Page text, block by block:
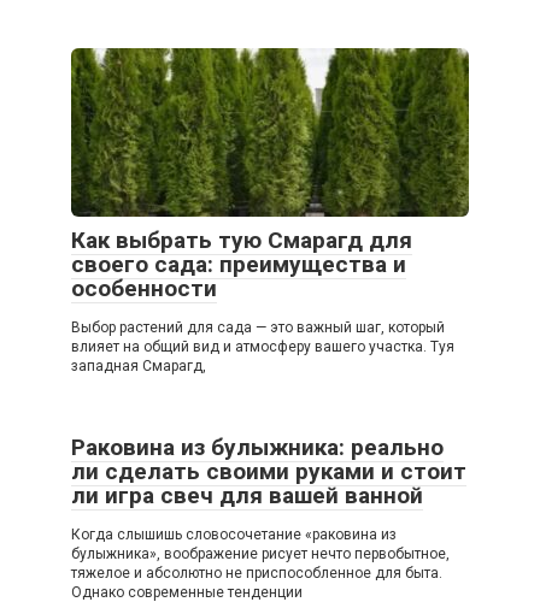
Как выбрать тую Смарагд для
своего сада: преимущества и
особенности
Выбор растений для сада — это важный шаг, который
влияет на общий вид и атмосферу вашего участка. Туя
западная Смарагд,
Раковина из булыжника: реально
ли сделать своими руками и стоит
ли игра свеч для вашей ванной
Когда слышишь словосочетание «раковина из
булыжника», воображение рисует нечто первобытное,
тяжелое и абсолютно не приспособленное для быта.
Однако современные тенденции